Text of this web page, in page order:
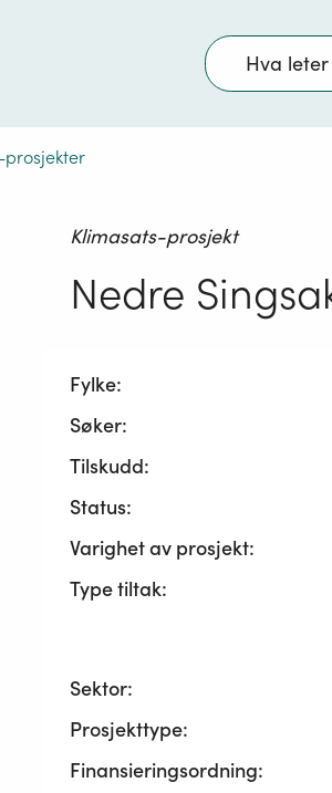
Søk
Klimasats-prosjekt
Nedre
Fylke:
Søker:
Tilskudd:
Status:
Varighet av prosjekt:
Type tiltak:
Sektor:
Prosjekttype:
Finansieringsordning: